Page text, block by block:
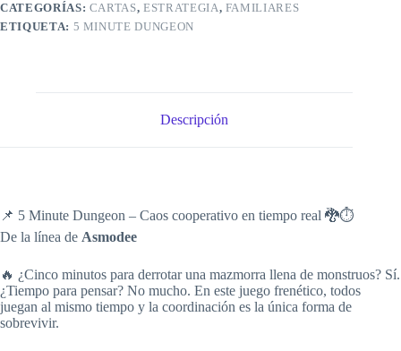
CATEGORÍAS: CARTAS,ESTRATEGIA, FAMILIARES
ETIQUETA: 5 MINUTE DUNGEON
Descripción
📌 5 Minute Dungeon – Caos cooperativo en tiempo real 🐉⏱️
De la línea de Asmodee
🔥 ¿Cinco minutos para derrotar una mazmorra llena de monstruos? Sí.
¿Tiempo para pensar? No mucho. En este juego frenético, todos
juegan al mismo tiempo y la coordinación es la única forma de
sobrevivir.